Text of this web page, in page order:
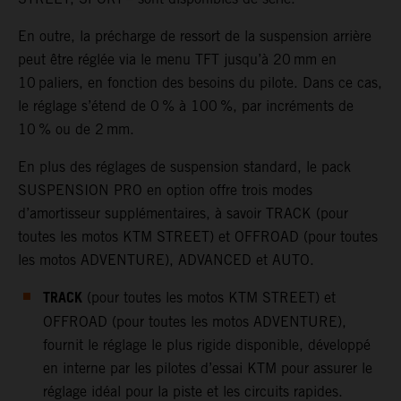
En outre, la précharge de ressort de la suspension arrière
peut être réglée via le menu TFT jusqu’à 20 mm en
10 paliers, en fonction des besoins du pilote. Dans ce cas,
le réglage s’étend de 0 % à 100 %, par incréments de
10 % ou de 2 mm.
En plus des réglages de suspension standard, le pack
SUSPENSION PRO en option offre trois modes
d’amortisseur supplémentaires, à savoir TRACK (pour
toutes les motos KTM STREET) et OFFROAD (pour toutes
les motos ADVENTURE), ADVANCED et AUTO.
TRACK (pour toutes les motos KTM STREET) et
OFFROAD (pour toutes les motos ADVENTURE),
fournit le réglage le plus rigide disponible, développé
en interne par les pilotes d’essai KTM pour assurer le
réglage idéal pour la piste et les circuits rapides.